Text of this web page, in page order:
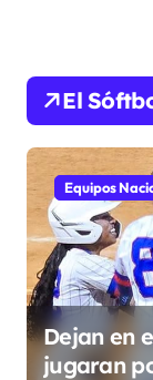
El
Equipos
Dejan en
jugaran